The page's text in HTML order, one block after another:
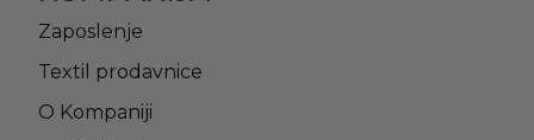
Zaposlenje
Textil prodavnice
O Kompaniji